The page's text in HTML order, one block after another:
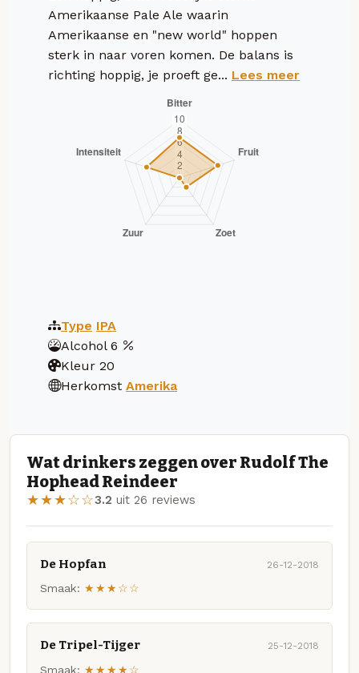
Amerikaanse Pale Ale waarin
Amerikaanse en "new world" hoppen
sterk in naar voren komen. De balans is
richting hoppig, je proeft ge... Lees meer
Type IPA
Alcohol 6
Kleur 20
Herkomst Amerika
Wat drinkers zeggen over Rudolf The
Hophead Reindeer
★★★☆☆3.2 uit 26 reviews
De Hopfan 26-12-2018
Smaak: ★★★☆☆
De Tripel-Tijger 25-12-2018
Smaak: ★★★★☆